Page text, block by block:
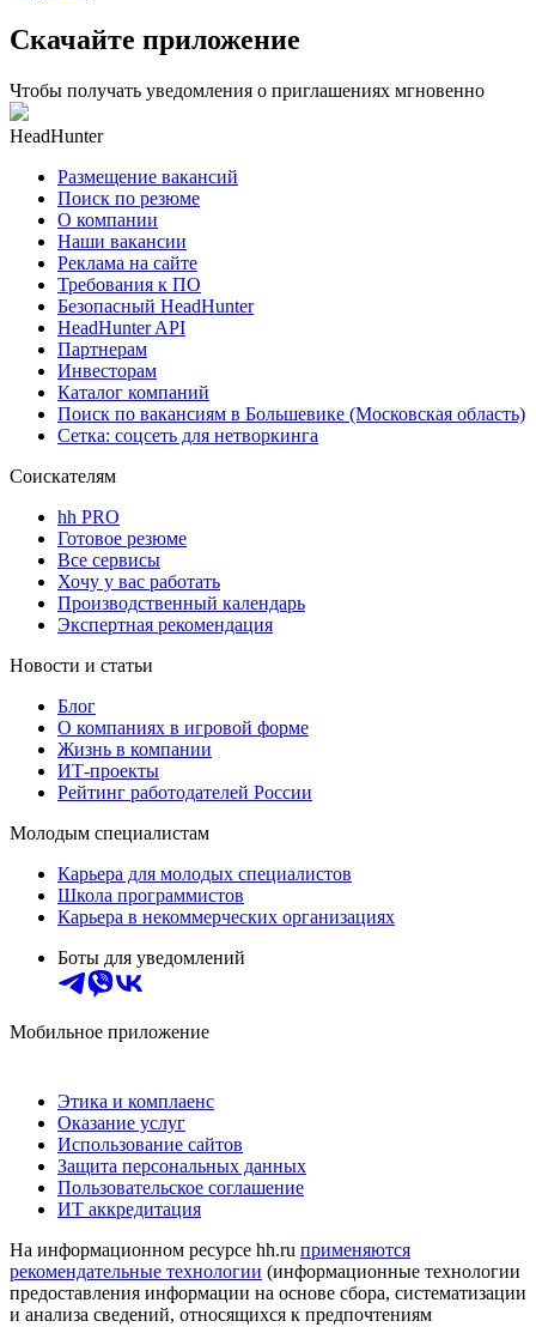
Скачайте приложение
Чтобы получать уведомления о приглашениях мгновенно
HeadHunter
Размещение вакансий
Поиск по резюме
О компании
Наши вакансии
Реклама на сайте
Требования к ПО
Безопасный HeadHunter
HeadHunter API
Партнерам
Инвесторам
Каталог компаний
Поиск по вакансиям в Большевике (Московская область)
Сетка: соцсеть для нетворкинга
Соискателям
hh PRO
Готовое резюме
Все сервисы
Хочу у вас работать
Производственный календарь
Экспертная рекомендация
Новости и статьи
Блог
О компаниях в игровой форме
Жизнь в компании
ИТ-проекты
Рейтинг работодателей России
Молодым специалистам
Карьера для молодых специалистов
Школа программистов
Карьера в некоммерческих организациях
Боты для уведомлений
Мобильное приложение
Этика и комплаенс
Оказание услуг
Использование сайтов
Защита персональных данных
Пользовательское соглашение
ИТ аккредитация
На информационном ресурсе hh.ru применяются
рекомендательные технологии (информационные технологии
предоставления информации на основе сбора, систематизации
и анализа сведений, относящихся к предпочтениям